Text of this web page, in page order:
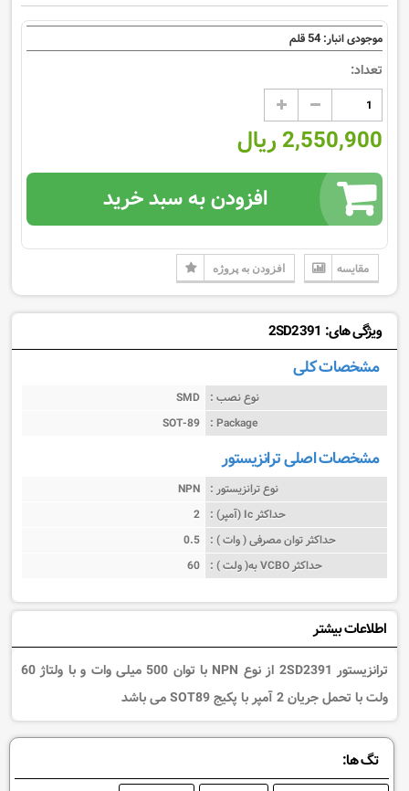
موجودی انبار: 54قلم
تعداد:
2,550,900 ریال
افزودن به سبد خرید
مقایسه افزودن به پروژه
ویژگی های: 2SD2391
مشخصات کلی
نوع نصب : SMD
Package :
SOT-89
مشخصات اصلی ترانزیستور
نوع ترانزیستور : NPN
حداکثر Ic (آمپر) :
2
حداکثر توان مصرفی ( وات ) : 0.5
حداکثر VCBO به( ولت ) :
60
اطلاعات بیشتر
ترانزیستور 2SD2391 از نوع NPN با توان 500 میلی وات و با ولتاژ 60
ولت با تحمل جریان 2 آمپر با پکیج SOT89 می باشد
تگ ها: